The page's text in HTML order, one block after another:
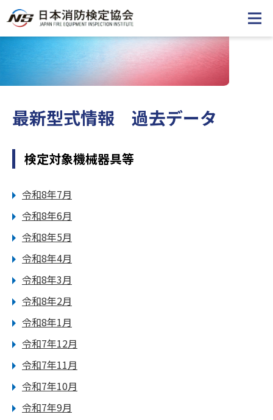
最新型式情報 過去データ
検定対象機械器具等
令和8年7月
令和8年6月
令和8年5月
令和8年4月
令和8年3月
令和8年2月
令和8年1月
令和7年12月
令和7年11月
令和7年10月
令和7年9月